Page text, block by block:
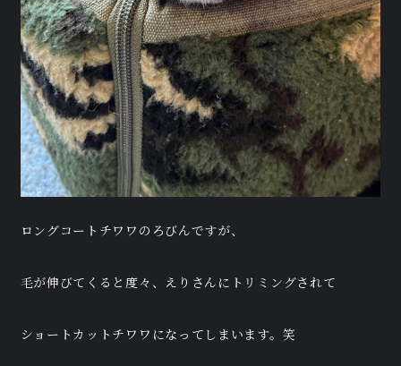
ロングコートチワワのろびんですが、
毛が伸びてくると度々、えりさんにトリミングされて
ショートカットチワワになってしまいます。笑